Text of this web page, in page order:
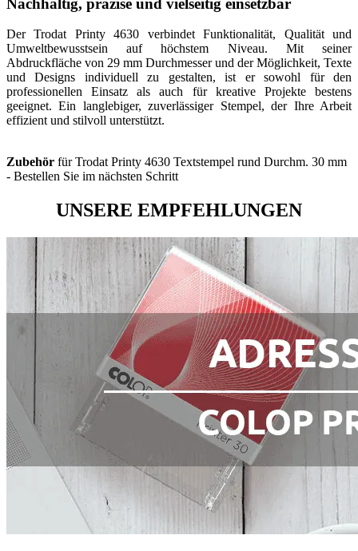
Nachhaltig, präzise und vielseitig einsetzbar
Der Trodat Printy 4630 verbindet Funktionalität, Qualität und
Umweltbewusstsein auf höchstem Niveau. Mit seiner
Abdruckfläche von 29 mm Durchmesser und der Möglichkeit, Texte
und Designs individuell zu gestalten, ist er sowohl für den
professionellen Einsatz als auch für kreative Projekte bestens
geeignet. Ein langlebiger, zuverlässiger Stempel, der Ihre Arbeit
effizient und stilvoll unterstützt.
Zubehör für Trodat Printy 4630 Textstempel rund Durchm. 30 mm
- Bestellen Sie im nächsten Schritt
UNSERE EMPFEHLUNGEN